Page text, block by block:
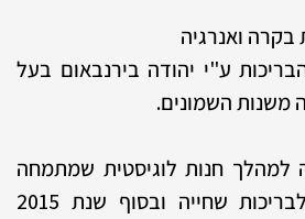
בקרה ואנרגיה
ע"י יהודה בירנבאום בעל
משנות השמונים.
הצטרפה למהלך חנות לוגיסטית שמתמחה
בפתרונות ייחודיים לבריכות שחייה ובסוף שנת 2015